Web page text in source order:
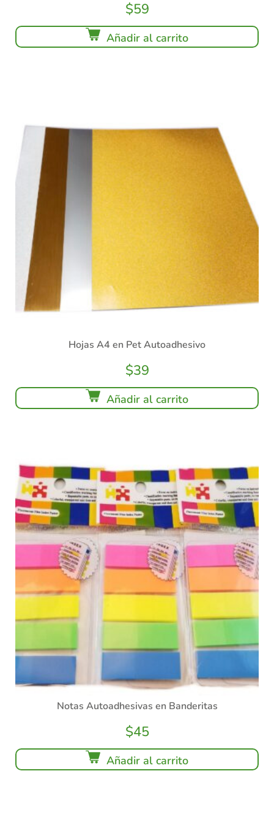
$59
Añadir al carrito
Hojas A4 en Pet Autoadhesivo
$39
Añadir al carrito
Notas Autoadhesivas en Banderitas
$45
Añadir al carrito